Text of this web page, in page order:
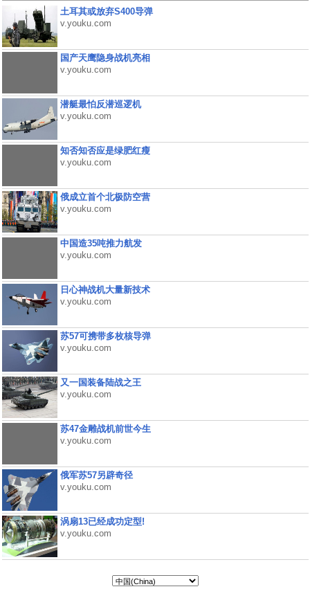
土耳其或放弃S400导弹
v.youku.com
国产天鹰隐身战机亮相
v.youku.com
潜艇最怕反潜巡逻机
v.youku.com
知否知否应是绿肥红瘦
v.youku.com
俄成立首个北极防空营
v.youku.com
中国造35吨推力航发
v.youku.com
日心神战机大量新技术
v.youku.com
苏57可携带多枚核导弹
v.youku.com
又一国装备陆战之王
v.youku.com
苏47金雕战机前世今生
v.youku.com
俄军苏57另辟奇径
v.youku.com
涡扇13已经成功定型!
v.youku.com